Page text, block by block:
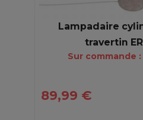
Lampadaire
travertin
Sur commande :
89,99 €